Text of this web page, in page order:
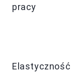
pracy
Elastyczność